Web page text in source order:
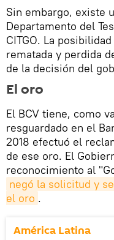
Sin embargo, existe
Departamento del
CITGO. La
rematada y perdida
de la decisión del
El oro
El BCV tiene, como
resguardado en el
2018 efectuó el
de ese oro. El
reconocimiento al
negó la solicitud y
el oro .
América Latina